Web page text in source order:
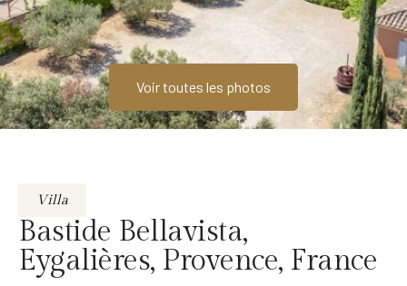
Voir toutes les photos
Villa
Bastide Bellavista,
Eygalières, Provence, France